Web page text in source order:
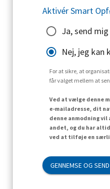
Aktivér Smart
Ja, send
Nej, jeg kan
For at sikre, at
får valget mellem at
Ved at vælge denne
e-mailadresse, dit
denne anmodning
andet, og du har
ved at tilføje en
GENNEMSE OG SEND